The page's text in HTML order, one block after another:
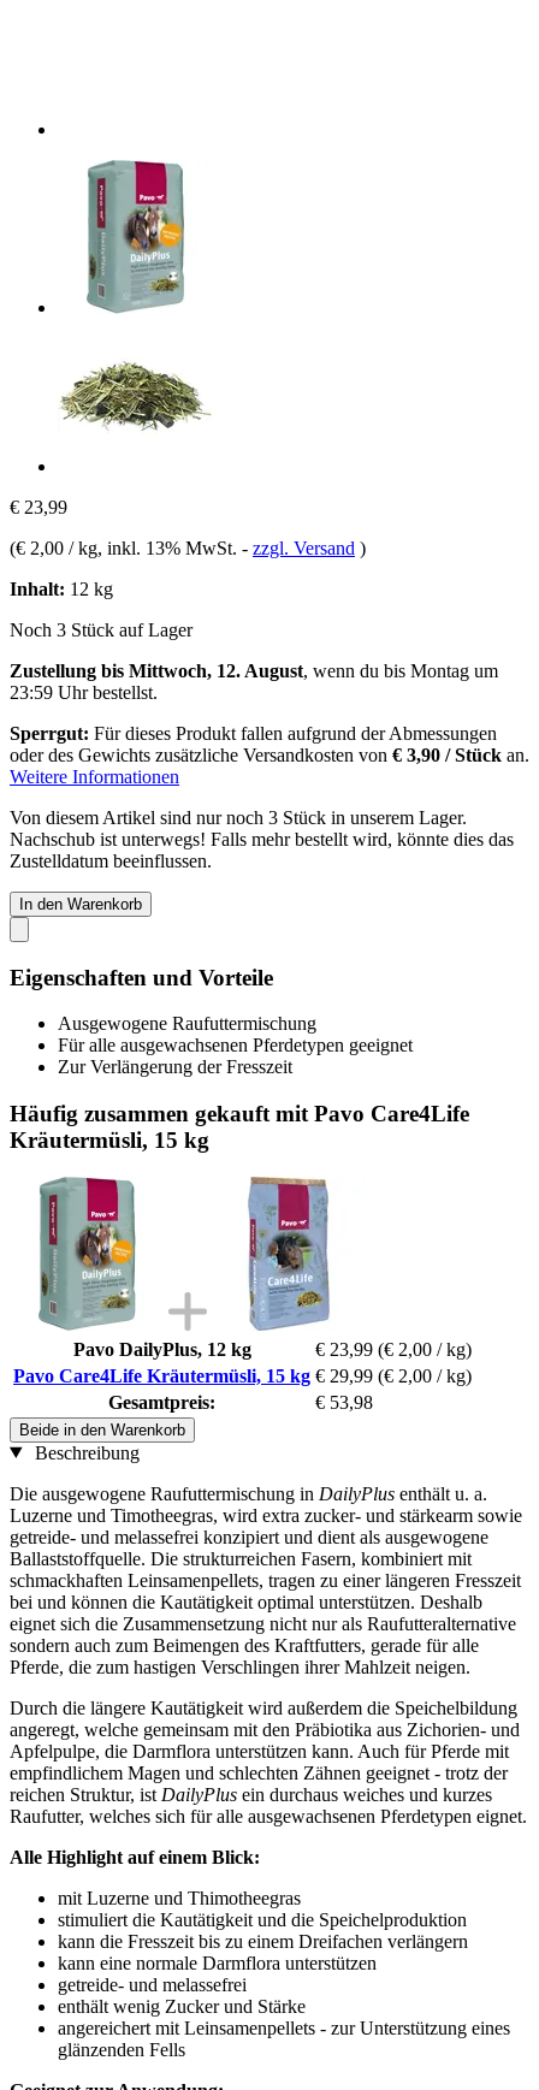
€ 23,99
(€ 2,00 / kg, inkl. 13% MwSt. - zzgl. Versand )
Inhalt: 12 kg
Noch 3 Stück auf Lager
Zustellung bis Mittwoch, 12. August, wenn du bis Montag um
23:59 Uhrbestellst.
Sperrgut: Für dieses Produkt fallen aufgrund der Abmessungen
oder des Gewichts zusätzliche Versandkosten von € 3,90 / Stück an.
Weitere Informationen
Von diesem Artikel sind nur noch 3 Stück in unserem Lager.
Nachschub ist unterwegs! Falls mehr bestellt wird, könnte dies das
Zustelldatum beeinflussen.
In den Warenkorb
Eigenschaften und Vorteile
Ausgewogene Raufuttermischung
Für alle ausgewachsenen Pferdetypen geeignet
Zur Verlängerung der Fresszeit
Häufig zusammen gekauft mit Pavo Care4Life
Kräutermüsli, 15 kg
Pavo DailyPlus, 12 kg € 23,99 (€ 2,00 / kg)
Pavo Care4Life Kräutermüsli, 15 kg € 29,99 (€ 2,00 / kg)
Gesamtpreis:
€ 53,98
Beide in den Warenkorb
Beschreibung
Die ausgewogene Raufuttermischung in DailyPlus enthält u. a.
Luzerne und Timotheegras, wird extra zucker- und stärkearm sowie
getreide- und melassefrei konzipiert und dient als ausgewogene
Ballaststoffquelle. Die strukturreichen Fasern, kombiniert mit
schmackhaften Leinsamenpellets, tragen zu einer längeren Fresszeit
bei und können die Kautätigkeit optimal unterstützen. Deshalb
eignet sich die Zusammensetzung nicht nur als Raufutteralternative
sondern auch zum Beimengen des Kraftfutters, gerade für alle
Pferde, die zum hastigen Verschlingen ihrer Mahlzeit neigen.
Durch die längere Kautätigkeit wird außerdem die Speichelbildung
angeregt, welche gemeinsam mit den Präbiotika aus Zichorien- und
Apfelpulpe, die Darmflora unterstützen kann. Auch für Pferde mit
empfindlichem Magen und schlechten Zähnen geeignet - trotz der
reichen Struktur, ist DailyPlus ein durchaus weiches und kurzes
Raufutter, welches sich für alle ausgewachsenen Pferdetypen eignet.
Alle Highlight auf einem Blick:
mit Luzerne und Thimotheegras
stimuliert die Kautätigkeit und die Speichelproduktion
kann die Fresszeit bis zu einem Dreifachen verlängern
kann eine normale Darmflora unterstützen
getreide- und melassefrei
enthält wenig Zucker und Stärke
angereichert mit Leinsamenpellets - zur Unterstützung eines
glänzenden Fells